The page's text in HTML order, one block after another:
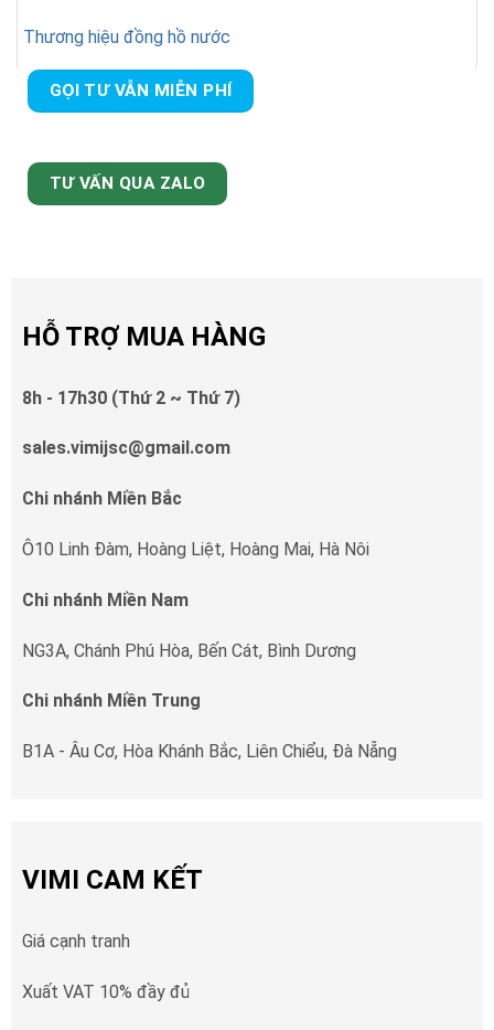
Thương hiệu đồng hồ nước
GỌI TƯ VẪN MIỄN PHÍ
TƯ VẤN QUA ZALO
HỖ TRỢ MUA HÀNG
8h - 17h30 (Thứ 2 ~ Thứ 7)
sales.vimijsc@gmail.com
Chi nhánh Miền Bắc
Ô10 Linh Đàm, Hoàng Liệt, Hoàng Mai, Hà Nôi
Chi nhánh Miền Nam
NG3A, Chánh Phú Hòa, Bến Cát, Bình Dương
Chi nhánh Miền Trung
B1A - Âu Cơ, Hòa Khánh Bắc, Liên Chiểu, Đà Nẵng
VIMI CAM KẾT
Giá cạnh tranh
Xuất VAT 10% đầy đủ